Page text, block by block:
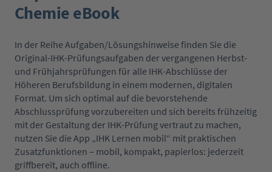
Chemie eBook
In der Reihe Aufgaben/Lösungshinweise finden Sie die
Original-IHK-Prüfungsaufgaben der vergangenen Herbst-
und Frühjahrsprüfungen für alle IHK-Abschlüsse der
Höheren Berufsbildung in einem modernen, digitalen
Format. Um sich optimal auf die bevorstehende
Abschlussprüfung vorzubereiten und sich bereits frühzeitig
mit der Gestaltung der IHK-Prüfung vertraut zu machen,
nutzen Sie die App „IHK Lernen mobil“ mit praktischen
Zusatzfunktionen – mobil, kompakt, papierlos: jederzeit
griffbereit, auch offline.